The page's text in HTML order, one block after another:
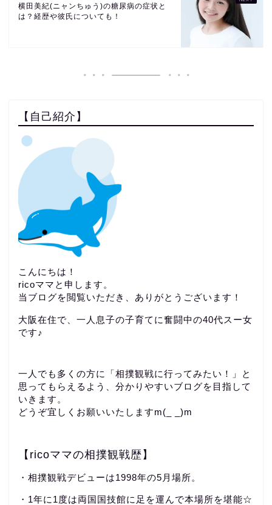
横田美紀(ニャンちゅう)の糖尿病の症状と
は？経歴や彼氏についても！
【自己紹介】
こんにちは！
ricoママと申します。
当ブログを閲覧いただき、ありがとうございます！
大阪在住で、一人息子の子育てに奮闘中の40代スー女
です♪
一人でも多くの方に「相撲観戦に行ってみたい！」と
思ってもらえるよう、分かりやすいブログを目指して
いきます。
どうぞ宜しくお願いいたしますm(_ _)m
【ricoママの相撲観戦歴】
・相撲観戦デビューは1998年の5月場所。
・1年に1度は両国国技館に足を運んで本場所を堪能☆